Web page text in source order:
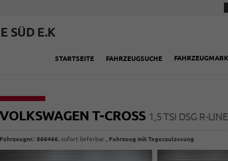
SÜD E.K
STARTSEITE FAHRZEUGSUCHE
VOLKSWAGEN T-CROSS 1,5 TSI DSG R-
Fahrzeugnr.:866466,sofort lieferbar , Fahrzeug mit Tageszulassung